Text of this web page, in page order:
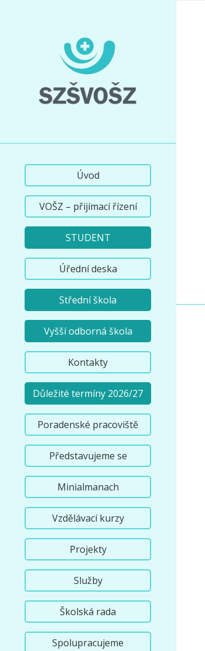
Úvod
VOŠZ – přijímací řízení
STUDENT
Úřední deska
Střední škola
Vyšší odborná škola
Kontakty
Důležité termíny 2026/27
Poradenské pracoviště
Představujeme se
Minialmanach
Vzdělávací kurzy
Projekty
Služby
Školská rada
Spolupracujeme